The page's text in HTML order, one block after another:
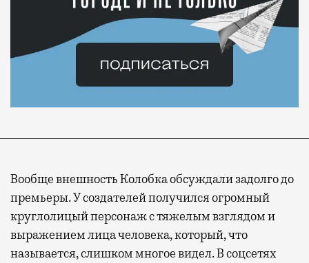
Вообще внешность Колобка обсуждали задолго до
премьеры. У создателей получился огромный
круглолицый персонаж с тяжелым взглядом и
выражением лица человека, который, что
называется, слишком многое видел. В соцсетях